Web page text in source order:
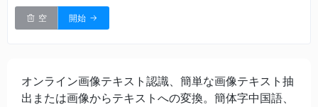
空 開始
オンライン画像テキスト認識、簡単な画像テキスト抽
出または画像からテキストへの変換。簡体字中国語、